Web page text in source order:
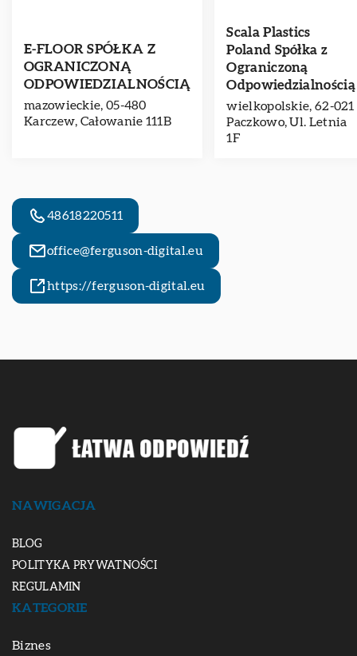
E-FLOOR SPÓŁKA Z
OGRANICZONĄ
ODPOWIEDZIALNOŚCIĄ
mazowieckie, 05-480
Karczew, Całowanie 111B
Scala Plastics
Poland Spółka z
Ograniczoną
Odpowiedzialnością
wielkopolskie, 62-021
Paczkowo, Ul. Letnia
1F
48618220511
office@ferguson-digital.eu
https://ferguson-digital.eu
NAWIGACJA
BLOG
POLITYKA PRYWATNOŚCI
REGULAMIN
KATEGORIE
Biznes